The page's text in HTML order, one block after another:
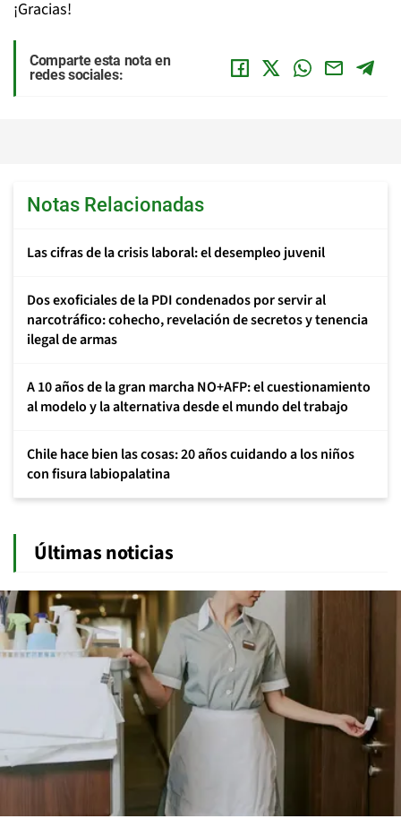
¡Gracias!
Comparte esta nota en
redes sociales:
Notas Relacionadas
Las cifras de la crisis laboral: el desempleo juvenil
Dos exoficiales de la PDI condenados por servir al
narcotráfico: cohecho, revelación de secretos y tenencia
ilegal de armas
A 10 años de la gran marcha NO+AFP: el cuestionamiento
al modelo y la alternativa desde el mundo del trabajo
Chile hace bien las cosas: 20 años cuidando a los niños
con fisura labiopalatina
Últimas noticias